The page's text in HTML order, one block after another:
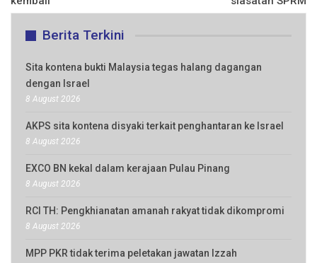
Berita Terkini
Sita kontena bukti Malaysia tegas halang dagangan
dengan Israel
8 August 2026
AKPS sita kontena disyaki terkait penghantaran ke Israel
8 August 2026
EXCO BN kekal dalam kerajaan Pulau Pinang
8 August 2026
RCI TH: Pengkhianatan amanah rakyat tidak dikompromi
8 August 2026
MPP PKR tidak terima peletakan jawatan Izzah